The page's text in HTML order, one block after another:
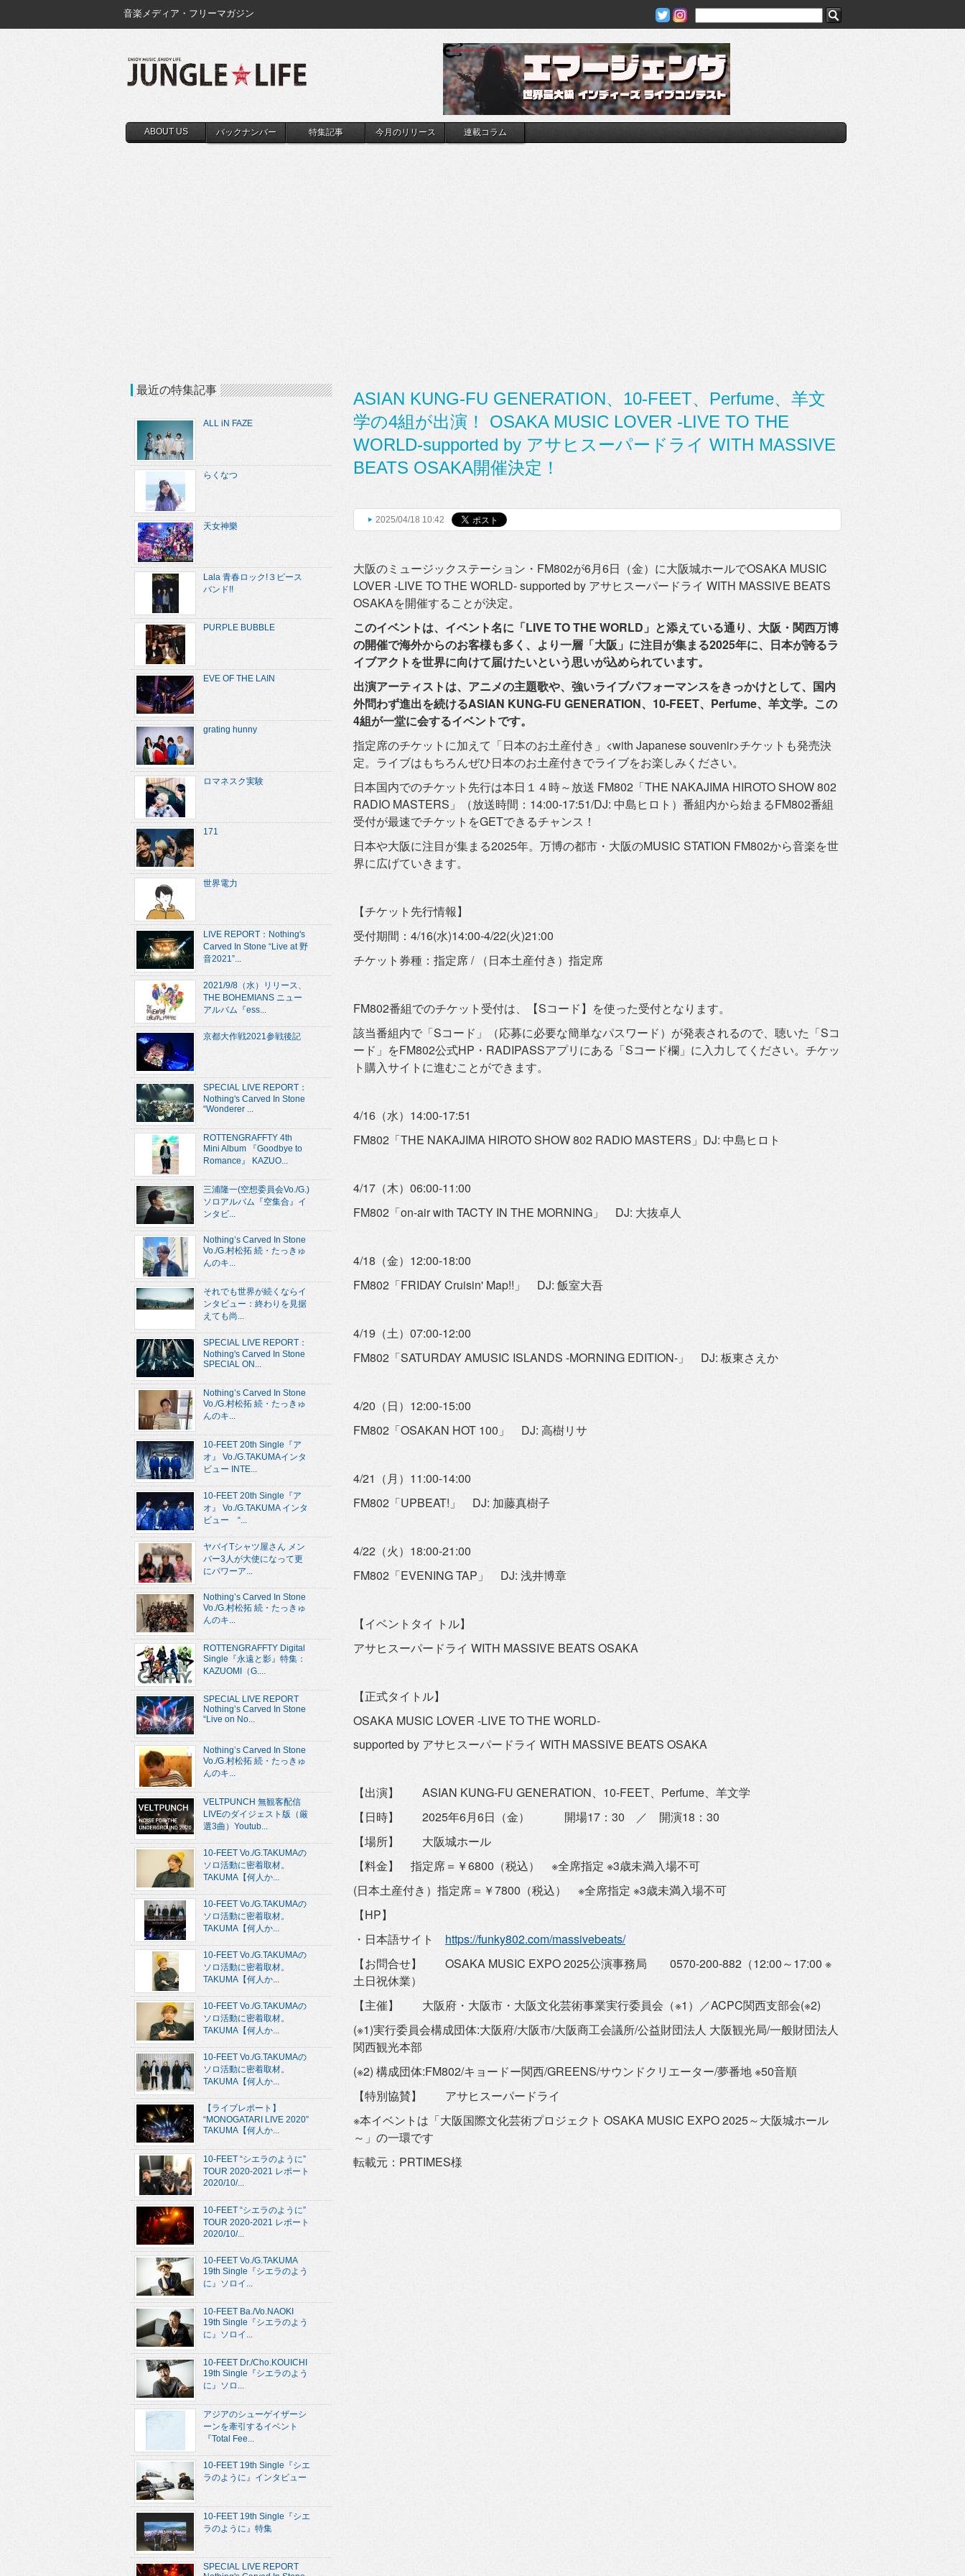
音楽メディア・フリーマガジン
ABOUT US バックナンバー 特集記事 今月のリリース 連載コラム
ASIAN KUNG-FU GENERATION、10-FEET、Perfume、羊文
学の4組が出演！ OSAKA MUSIC LOVER -LIVE TO THE
WORLD-supported by アサヒスーパードライ WITH MASSIVE
BEATS OSAKA開催決定！
2025/04/18 10:42
大阪のミュージックステーション・FM802が6月6日（金） に大阪城ホールでOSAKA MUSIC
LOVER -LIVE TO THE WORLD- supported by アサヒスーパードライ WITH MASSIVE BEATS
OSAKAを開催することが決定。
このイベントは、イベント名に「LIVE TO THE WORLD」と添えている通り、大阪・ 関西万博
の開催で海外からのお客様も多く、より一層「大阪」 に注目が集まる2025年に、 日本が誇るラ
イブアクトを世界に向けて届けたいという思いが込められています。
出演アーティストは、アニメの主題歌や、 強いライブパフォーマンスをきっかけとして、 国内
外問わず進出を続けるASIAN KUNG-FU GENERATION、10-FEET、Perfume、 羊文学。この
4組が一堂に会するイベントです。
指定席のチケットに加えて「日本のお土産付き」<with Japanese souvenir>チケットも発売決
定。 ライブはもちろんぜひ日本のお土産付きでライブをお楽しみください。
日本国内でのチケット先行は本日１４時～放送 FM802「THE NAKAJIMA HIROTO SHOW 802
RADIO MASTERS」（放送時間：14:00-17:51/DJ: 中島ヒロト） 番組内から始まるFM802番組
受付が最速でチケットをGETできるチャンス！
日本や大阪に注目が集まる2025年。万博の都市・ 大阪のMUSIC STATION FM802から音楽を世
界に広げていきます。
【チケット先行情報】
受付期間：4/16(水)14:00-4/22(火)21:00
チケット券種：指定席 / （日本土産付き）指定席
FM802番組でのチケット受付は、【Sコード】 を使った受付となります。
該当番組内で「Sコード」（応募に必要な簡単なパスワード） が発表されるので、聴いた「Sコ
ード」をFM802公式HP・ RADIPASSアプリにある「Sコード欄」 に入力してください。チケッ
ト購入サイトに進むことができます。
4/16（水）14:00-17:51
FM802「THE NAKAJIMA HIROTO SHOW 802 RADIO MASTERS」DJ: 中島ヒロト
4/17（木）06:00-11:00
FM802「on-air with TACTY IN THE MORNING」 DJ: 大抜卓人
4/18（金）12:00-18:00
FM802「FRIDAY Cruisin' Map!!」 DJ: 飯室大吾
4/19（土）07:00-12:00
FM802「SATURDAY AMUSIC ISLANDS -MORNING EDITION-」 DJ: 板東さえか
4/20（日）12:00-15:00
FM802「OSAKAN HOT 100」 DJ: 高樹リサ
4/21（月）11:00-14:00
FM802「UPBEAT!」 DJ: 加藤真樹子
4/22（火）18:00-21:00
FM802「EVENING TAP」 DJ: 浅井博章
【イベントタイ トル】
アサヒスーパードライ WITH MASSIVE BEATS OSAKA
【正式タイトル】
OSAKA MUSIC LOVER -LIVE TO THE WORLD-
supported by アサヒスーパードライ WITH MASSIVE BEATS OSAKA
【出演】 ASIAN KUNG-FU GENERATION、10-FEET、Perfume、羊文学
【日時】 2025年6月6日（金） 開場17：30 ／ 開演18：30
【場所】 大阪城ホール
【料金】 指定席＝￥6800（税込） ※全席指定 ※3歳未満入場不可
(日本土産付き）指定席＝￥7800（税込） ※全席指定 ※3歳未満入場不可
【HP】
・日本語サイト https://funky802.com/massivebeats/
【お問合せ】 OSAKA MUSIC EXPO 2025公演事務局 0570-200-882（12:00～17:00 ※
土日祝休業）
【主催】 大阪府・大阪市・大阪文化芸術事業実行委員会（※1）／ACPC関西支部会(※2)
(※1)実行委員会構成団体:大阪府/大阪市/大阪商工会議所/公益財団法人 大阪観光局/一般財団法人
関西観光本部
(※2) 構成団体:FM802/キョードー関西/GREENS/サウンドクリエーター/夢番地 ※50音順
【特別協賛】 アサヒスーパードライ
※本イベントは「大阪国際文化芸術プロジェクト OSAKA MUSIC EXPO 2025～大阪城ホール
～」の一環です
転載元：PRTIMES様
最近の特集記事
ALL iN FAZE
らくなつ
天女神樂
Lala 青春ロック!３ピース
バンド!!
PURPLE BUBBLE
EVE OF THE LAIN
grating hunny
ロマネスク実験
171
世界電力
LIVE REPORT：Nothing's
Carved In Stone “Live at 野
音2021”...
2021/9/8（水）リリース、
THE BOHEMIANS ニュー
アルバム『ess...
京都大作戦2021参戦後記
SPECIAL LIVE REPORT：
Nothing's Carved In Stone
“Wonderer ...
ROTTENGRAFFTY 4th
Mini Album 『Goodbye to
Romance』 KAZUO...
三浦隆一(空想委員会Vo./G.)
ソロアルバム『空集合』イ
ンタビ...
Nothing’s Carved In Stone
Vo./G.村松拓 続・たっきゅ
んのキ...
それでも世界が続くならイ
ンタビュー：終わりを見据
えても尚...
SPECIAL LIVE REPORT：
Nothing's Carved In Stone
SPECIAL ON...
Nothing’s Carved In Stone
Vo./G.村松拓 続・たっきゅ
んのキ...
10-FEET 20th Single『ア
オ』 Vo./G.TAKUMAインタ
ビュー INTE...
10-FEET 20th Single『ア
オ』 Vo./G.TAKUMA インタ
ビュー “...
ヤバイTシャツ屋さん メン
バー3人が大使になって更
にパワーア...
Nothing’s Carved In Stone
Vo./G.村松拓 続・たっきゅ
んのキ...
ROTTENGRAFFTY Digital
Single『永遠と影』特集：
KAZUOMI（G....
SPECIAL LIVE REPORT
Nothing’s Carved In Stone
“Live on No...
Nothing’s Carved In Stone
Vo./G.村松拓 続・たっきゅ
んのキ...
VELTPUNCH 無観客配信
LIVEのダイジェスト版（厳
選3曲）Youtub...
10-FEET Vo./G.TAKUMAの
ソロ活動に密着取材。
TAKUMA【何人か...
10-FEET Vo./G.TAKUMAの
ソロ活動に密着取材。
TAKUMA【何人か...
10-FEET Vo./G.TAKUMAの
ソロ活動に密着取材。
TAKUMA【何人か...
10-FEET Vo./G.TAKUMAの
ソロ活動に密着取材。
TAKUMA【何人か...
10-FEET Vo./G.TAKUMAの
ソロ活動に密着取材。
TAKUMA【何人か...
【ライブレポート】
“MONOGATARI LIVE 2020”
TAKUMA【何人か...
10-FEET “シエラのように”
TOUR 2020-2021 レポート
2020/10/...
10-FEET “シエラのように”
TOUR 2020-2021 レポート
2020/10/...
10-FEET Vo./G.TAKUMA
19th Single『シエラのよう
に』ソロイ...
10-FEET Ba./Vo.NAOKI
19th Single『シエラのよう
に』ソロイ...
10-FEET Dr./Cho.KOUICHI
19th Single『シエラのよう
に』ソロ...
アジアのシューゲイザーシ
ーンを牽引するイベント
『Total Fee...
10-FEET 19th Single『シエ
ラのように』インタビュー
10-FEET 19th Single『シエ
ラのように』特集
SPECIAL LIVE REPORT